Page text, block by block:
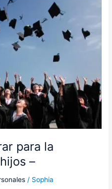
para la
–
/ Sophia